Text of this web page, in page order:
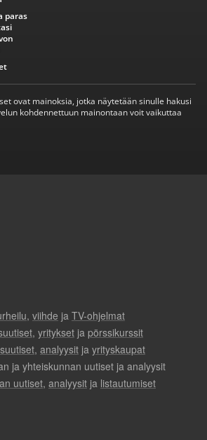
paras
ovat mainoksia, jotka näytetään sinulle hakusi
kohdennettuun mainontaan voit vaikuttaa